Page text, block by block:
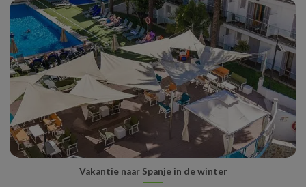
Vakantie naar Spanje in de winter